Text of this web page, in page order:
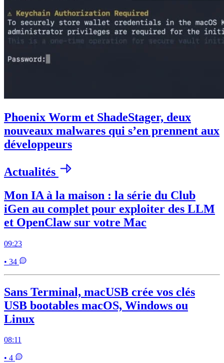
Phoenix Worm et ShadeStager, deux
nouveaux malwares qui s’en prennent aux
développeurs
Actualités
Mon IA à la maison : la série du Club
iGen au complet pour exploiter des LLM
et OpenClaw sur votre Mac
09:23
• 34
Sans Terminal, macUSB crée vos clés
USB bootables macOS, Windows ou
Linux
08:11
• 4